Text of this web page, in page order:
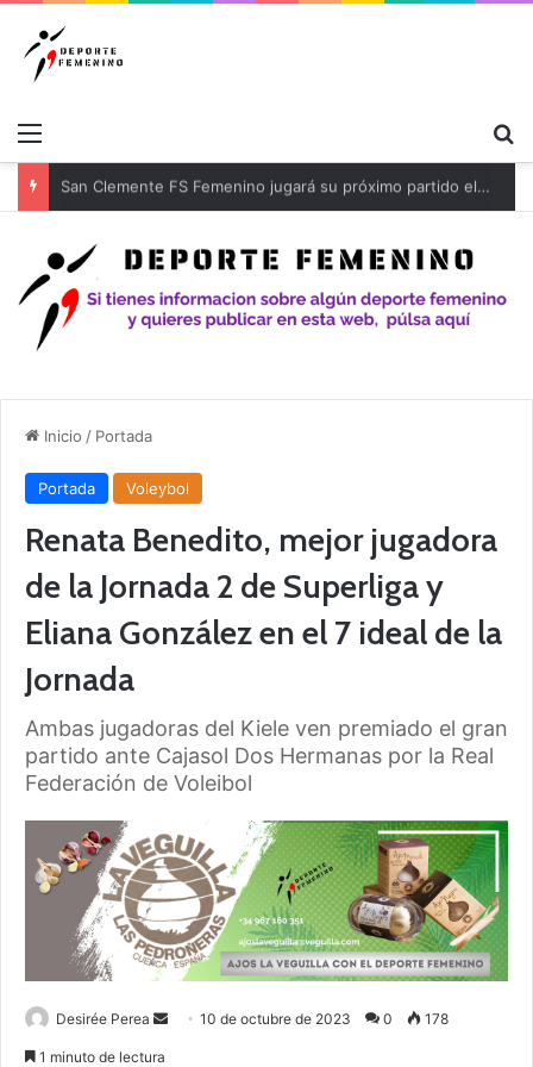
Inicio / Portada
Portada Voleybol
Renata Benedito, mejor jugadora
de la Jornada 2 de Superliga y
Eliana González en el 7 ideal de la
Jornada
Ambas jugadoras del Kiele ven premiado el gran
partido ante Cajasol Dos Hermanas por la Real
Federación de Voleibol
Desirée Perea 10 de octubre de 2023 0 178
1 minuto de lectura